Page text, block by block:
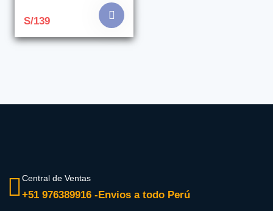
S/139
Central de Ventas
+51 976389916 -Envios a todo Perú